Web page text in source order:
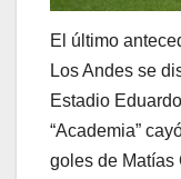
El último
Los Andes se
Estadio
“Academia”
goles de Matías